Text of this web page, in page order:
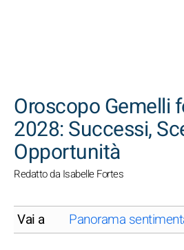
Oroscopo Gemelli
2028: Successi,
Opportunità
Redatto da Isabelle Fortes
Vai a Panorama